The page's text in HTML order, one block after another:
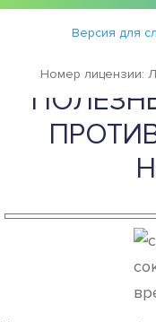
Версия для
Номер лицензии:
Статьи ›